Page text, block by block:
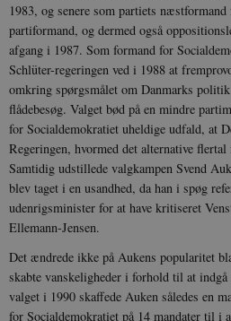
1983, og senere som partiets
partiformand, og dermed også
afgang i 1987. Som formand for
Schlüter-regeringen ved i 1988 at
omkring spørgsmålet om Danmarks
flådebesøg. Valget bød på en mindre
for Socialdemokratiet uheldige udfald, at
Regeringen, hvormed det alternative
Samtidig udstillede valgkampen Svend
blev taget i en usandhed, da han i spøg
udenrigsminister for at have kritiseret
Ellemann-Jensen.
Det ændrede ikke på Aukens popularitet
skabte vanskeligheder i forhold til at
valget i 1990 skaffede Auken således en
for Socialdemokratiet på 14 mandater til i